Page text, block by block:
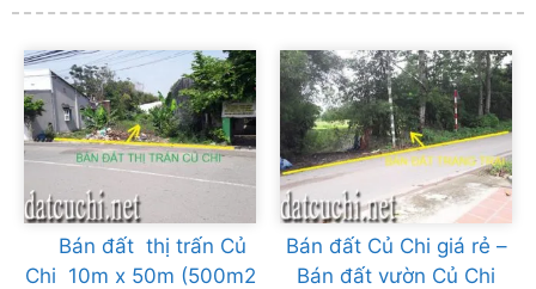
Bán đất thị trấn Củ
Chi 10m x 50m (500m2
Bán đất Củ Chi giá rẻ –
Bán đất vườn Củ Chi